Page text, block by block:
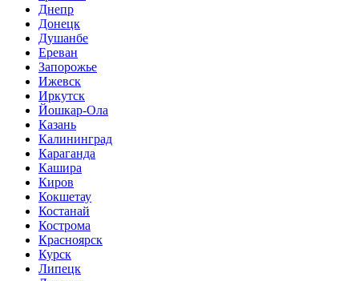
Днепр
Донецк
Душанбе
Ереван
Запорожье
Ижевск
Иркутск
Йошкар-Ола
Казань
Калининград
Караганда
Кашира
Киров
Кокшетау
Костанай
Кострома
Красноярск
Курск
Липецк